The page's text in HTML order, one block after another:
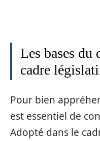
Les bases du
cadre
Pour bien
est essentiel de
Adopté dans le